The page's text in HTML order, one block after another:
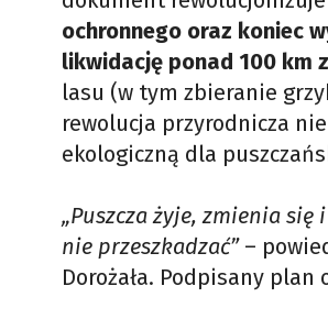
ochronnego oraz koniec
likwidację ponad 100 km
lasu (w tym zbieranie
rewolucja przyrodnicza
ekologiczną dla
„Puszcza żyje, zmienia
nie przeszkadzać”–
Dorożała. Podpisany